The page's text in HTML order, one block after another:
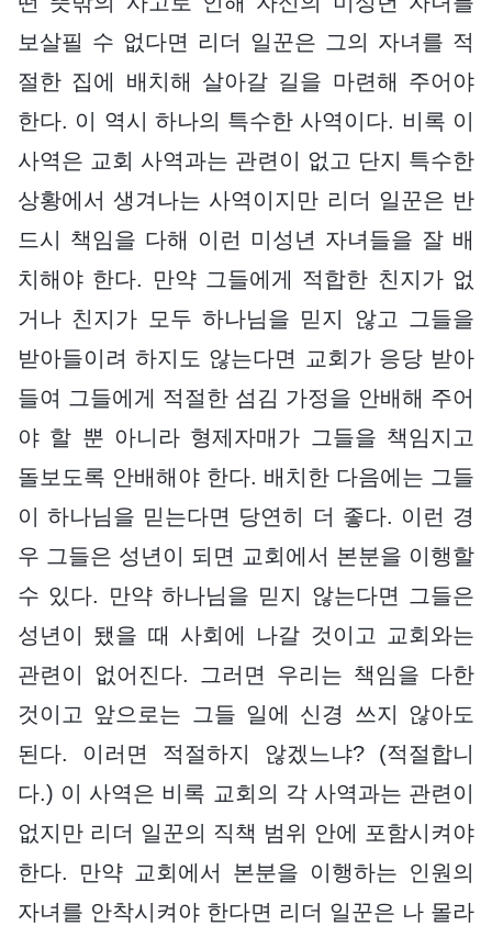
보살필 수 없다면 리더 일꾼은 그의 자녀를 적
절한 집에 배치해 살아갈 길을 마련해 주어야
한다. 이 역시 하나의 특수한 사역이다. 비록 이
사역은 교회 사역과는 관련이 없고 단지 특수한
상황에서 생겨나는 사역이지만 리더 일꾼은 반
드시 책임을 다해 이런 미성년 자녀들을 잘 배
치해야 한다. 만약 그들에게 적합한 친지가 없
거나 친지가 모두 하나님을 믿지 않고 그들을
받아들이려 하지도 않는다면 교회가 응당 받아
들여 그들에게 적절한 섬김 가정을 안배해 주어
야 할 뿐 아니라 형제자매가 그들을 책임지고
돌보도록 안배해야 한다. 배치한 다음에는 그들
이 하나님을 믿는다면 당연히 더 좋다. 이런 경
우 그들은 성년이 되면 교회에서 본분을 이행할
수 있다. 만약 하나님을 믿지 않는다면 그들은
성년이 됐을 때 사회에 나갈 것이고 교회와는
관련이 없어진다. 그러면 우리는 책임을 다한
것이고 앞으로는 그들 일에 신경 쓰지 않아도
된다. 이러면 적절하지 않겠느냐? (적절합니
다.) 이 사역은 비록 교회의 각 사역과는 관련이
없지만 리더 일꾼의 직책 범위 안에 포함시켜야
한다. 만약 교회에서 본분을 이행하는 인원의
자녀를 안착시켜야 한다면 리더 일꾼은 나 몰라